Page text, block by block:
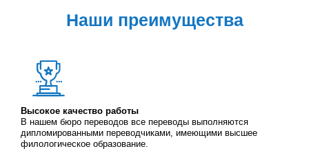
Наши преимущества
Высокое качество работы
В нашем бюро переводов все переводы выполняются
дипломированными переводчиками, имеющими высшее
филологическое образование.